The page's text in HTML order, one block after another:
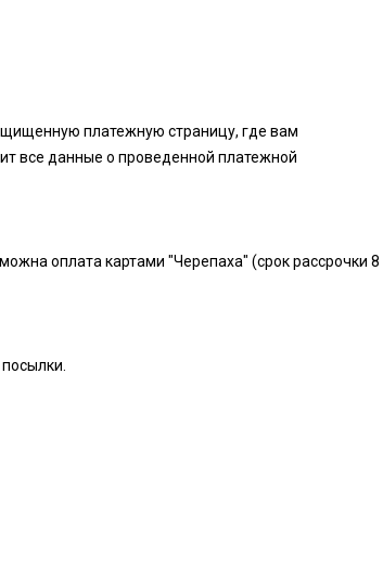
платежную страницу, где вам
все данные о проведенной платежной
оплата картами "Черепаха" (срок рассрочки 8